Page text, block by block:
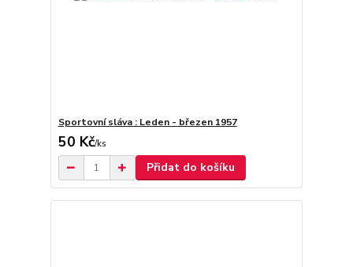
Sportovní sláva : Leden - březen 1957
50 Kč/ks
Přidat do košíku